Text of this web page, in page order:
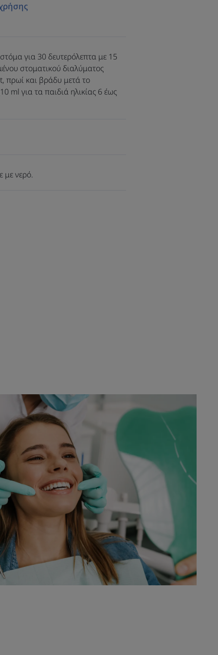
με δίπλωμα
τα εργαστήρια
στην
στην
και
του
δοντιών.
για 30 δευτερόλεπτα με 15
στοματικού διαλύματος
πρωί και βράδυ μετά το
ml για τα παιδιά ηλικίας 6 έως
με νερό.